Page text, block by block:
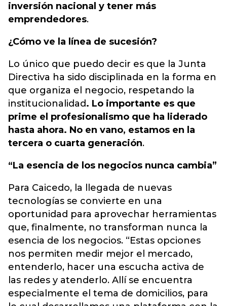
inversión nacional y tener más
emprendedores.
¿Cómo ve la línea de sucesión?
Lo único que puedo decir es que la Junta
Directiva ha sido disciplinada en la forma en
que organiza el negocio, respetando la
institucionalidad. Lo importante es que
prime el profesionalismo que ha liderado
hasta ahora. No en vano, estamos en la
tercera o cuarta generación.
“La esencia de los negocios nunca cambia”
Para Caicedo, la llegada de nuevas
tecnologías se convierte en una
oportunidad para aprovechar herramientas
que, finalmente, no transforman nunca la
esencia de los negocios. “Estas opciones
nos permiten medir mejor el mercado,
entenderlo, hacer una escucha activa de
las redes y atenderlo. Allí se encuentra
especialmente el tema de domicilios, para